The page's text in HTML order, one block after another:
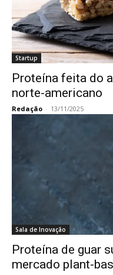
Startup
Proteína feita do
norte-americano
Redação - 13/11/2025
Sala de Inovação
Proteína de guar
mercado plant-